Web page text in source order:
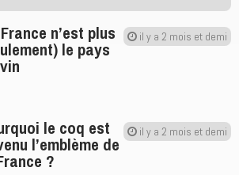
il y a 2 mois et demi
n’est plus
le pays
il y a 2 mois et demi
le coq est
l’emblème de
?